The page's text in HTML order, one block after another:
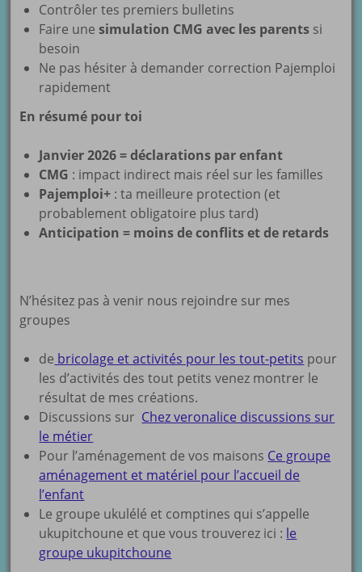
Contrôler tes premiers bulletins
Faire unesimulation CMG avec les parents si
besoin
Ne pas hésiter à demander correction Pajemploi
rapidement
En résumé pour toi
Janvier 2026 = déclarations par enfant
CMG : impact indirect mais réel sur les familles
Pajemploi+ : ta meilleure protection (et
probablement obligatoire plus tard)
Anticipation = moins de conflits et de retards
N’hésitez pas à venir nous rejoindre sur mes
groupes
de bricolage et activités pour les tout-petits pour
les d’activités des tout petits venez montrer le
résultat de mes créations.
Discussions sur Chez veronalice discussions sur
le métier
Pour l’aménagement de vos maisons Ce groupe
aménagement et matériel pour l’accueil de
l’enfant
Le groupe ukulélé et comptines qui s’appelle
ukupitchoune et que vous trouverez ici : le
groupe ukupitchoune